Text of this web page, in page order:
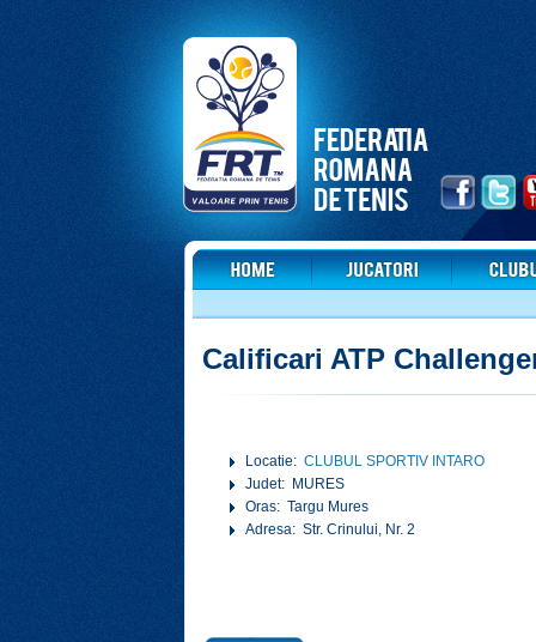
Calificari ATP
Locatie:CLUBUL SPORTIV INTARO
Judet: MURES
Oras: Targu Mures
Adresa: Str. Crinului, Nr. 2